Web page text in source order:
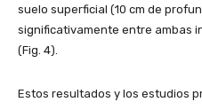
suelo superficial (10 cm de
significativamente entre ambas
(Fig. 4).
Estos resultados y los estudios